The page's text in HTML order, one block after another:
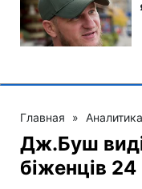
Главная » Аналитика
Дж.Буш
біженців